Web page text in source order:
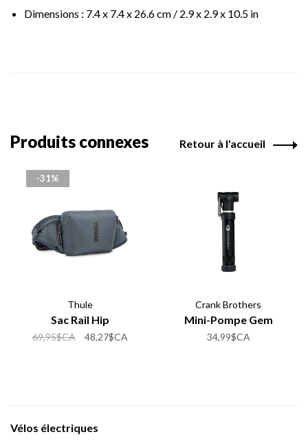
Dimensions : 7.4 x 7.4 x 26.6 cm / 2.9 x 2.9 x 10.5 in
Produits connexes Retour à l'accueil
-31%
Thule
Sac Rail Hip
69,95$CA 48,27$CA
Crank Brothers
Mini-Pompe Gem
34,99$CA
Vélos électriques